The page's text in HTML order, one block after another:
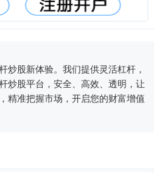
炒股新体验。我们提供灵活杠杆，
炒股平台，安全、高效、透明，让
精准把握市场，开启您的财富增值